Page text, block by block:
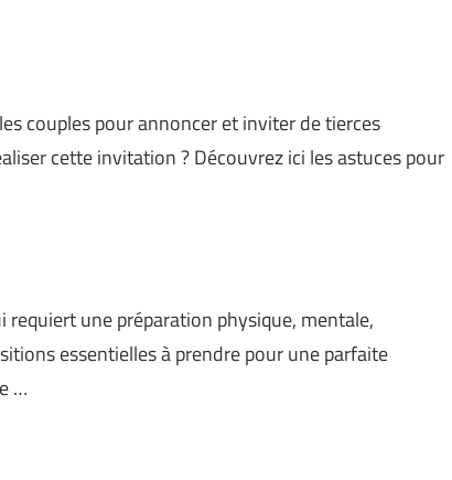
couples pour annoncer et inviter de tierces
cette invitation ? Découvrez ici les astuces pour
une préparation physique, mentale,
essentielles à prendre pour une parfaite
…